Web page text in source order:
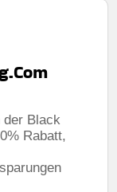
der Black
Rabatt,